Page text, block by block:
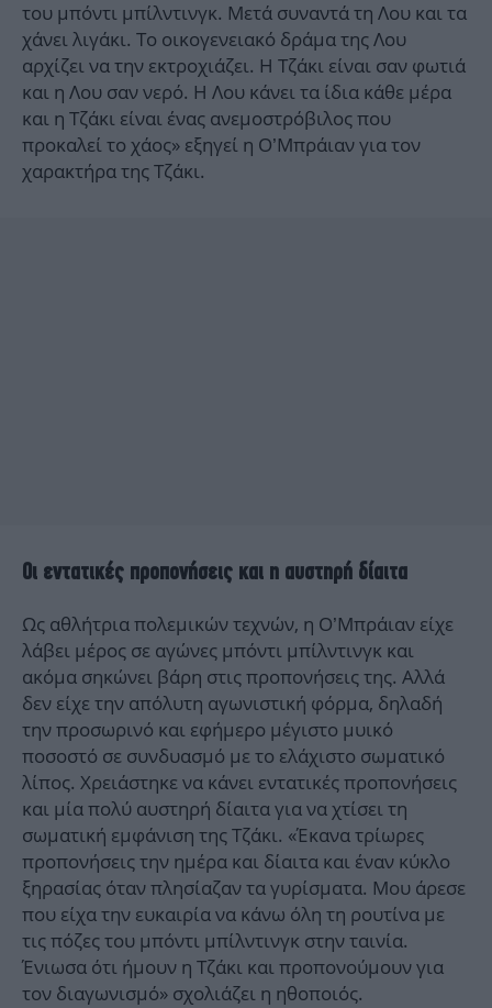
του μπόντι μπίλντινγκ. Μετά συναντά τη Λου και τα
χάνει λιγάκι. Το οικογενειακό δράμα της Λου
αρχίζει να την εκτροχιάζει. Η Τζάκι είναι σαν φωτιά
και η Λου σαν νερό. Η Λου κάνει τα ίδια κάθε μέρα
και η Τζάκι είναι ένας ανεμοστρόβιλος που
προκαλεί το χάος» εξηγεί η Ο’Μπράιαν για τον
χαρακτήρα της Τζάκι.
Οι εντατικές προπονήσεις και η αυστηρή δίαιτα
Ως αθλήτρια πολεμικών τεχνών, η Ο’Μπράιαν είχε
λάβει μέρος σε αγώνες μπόντι μπίλντινγκ και
ακόμα σηκώνει βάρη στις προπονήσεις της. Αλλά
δεν είχε την απόλυτη αγωνιστική φόρμα, δηλαδή
την προσωρινό και εφήμερο μέγιστο μυικό
ποσοστό σε συνδυασμό με το ελάχιστο σωματικό
λίπος. Χρειάστηκε να κάνει εντατικές προπονήσεις
και μία πολύ αυστηρή δίαιτα για να χτίσει τη
σωματική εμφάνιση της Τζάκι. «Έκανα τρίωρες
προπονήσεις την ημέρα και δίαιτα και έναν κύκλο
ξηρασίας όταν πλησίαζαν τα γυρίσματα. Μου άρεσε
που είχα την ευκαιρία να κάνω όλη τη ρουτίνα με
τις πόζες του μπόντι μπίλντινγκ στην ταινία.
Ένιωσα ότι ήμουν η Τζάκι και προπονούμουν για
τον διαγωνισμό» σχολιάζει η ηθοποιός.